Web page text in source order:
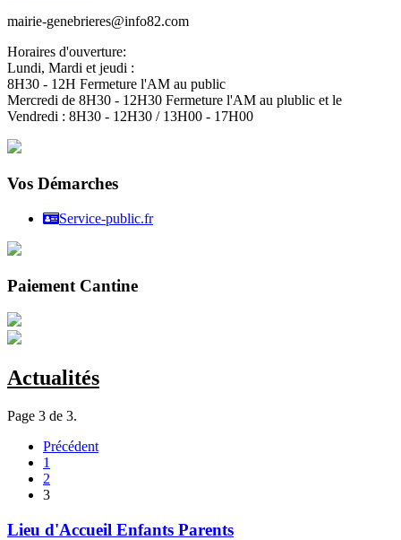
mairie-genebrieres@info82.com
Horaires d'ouverture:
Lundi, Mardi et jeudi :
8H30 - 12H Fermeture l'AM au public
Mercredi de 8H30 - 12H30 Fermeture l'AM au plublic et le
Vendredi : 8H30 - 12H30 / 13H00 - 17H00
Vos Démarches
Service-public.fr
Paiement Cantine
Actualités
Page 3 de 3.
Précédent
1
2
3
Lieu d'Accueil Enfants Parents